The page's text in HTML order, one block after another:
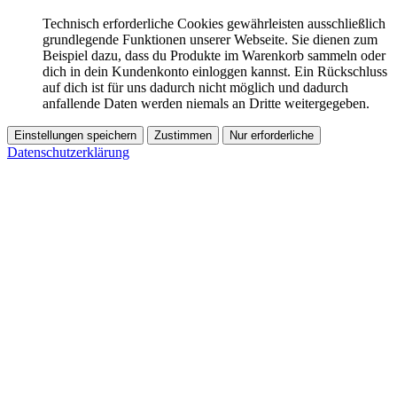
Technisch erforderliche Cookies gewährleisten ausschließlich
grundlegende Funktionen unserer Webseite. Sie dienen zum
Beispiel dazu, dass du Produkte im Warenkorb sammeln oder
dich in dein Kundenkonto einloggen kannst. Ein Rückschluss
auf dich ist für uns dadurch nicht möglich und dadurch
anfallende Daten werden niemals an Dritte weitergegeben.
Einstellungen speichern Zustimmen Nur erforderliche
Datenschutzerklärung